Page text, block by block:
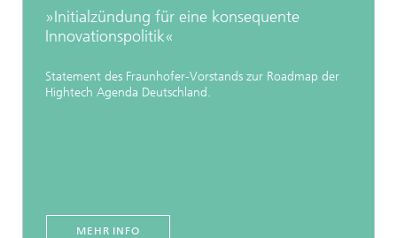
»Initialzündung für eine konsequente
Innovationspolitik«
Statement des Fraunhofer-Vorstands zur Roadmap der
Hightech Agenda Deutschland.
MEHR INFO